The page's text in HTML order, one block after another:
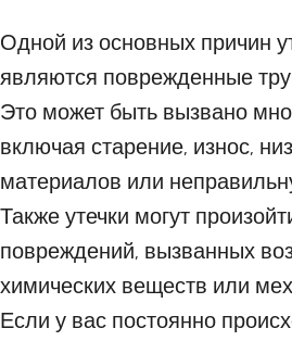
Одной из основных причин
являются поврежденные
Это может быть вызвано
включая старение, износ,
материалов или
Также утечки могут
повреждений, вызванных
химических веществ или
Если у вас постоянно